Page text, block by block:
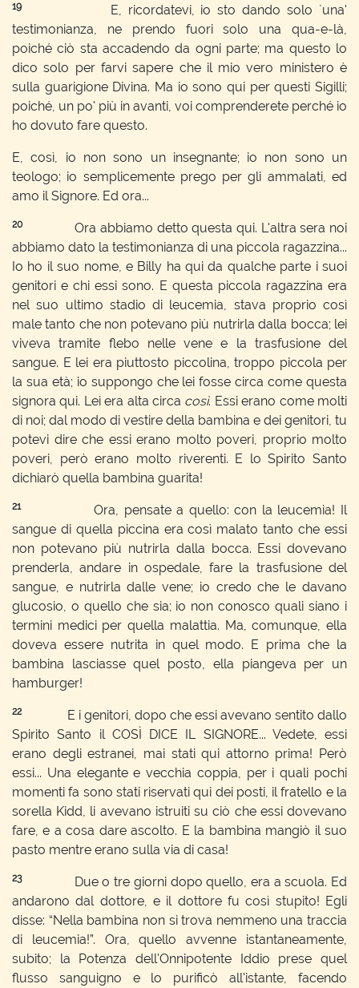
19
E, ricordatevi, io sto dando solo `una'
testimonianza, ne prendo fuori solo una qua-e-là,
poiché ciò sta accadendo da ogni parte; ma questo lo
dico solo per farvi sapere che il mio vero ministero è
sulla guarigione Divina. Ma io sono qui per questi Sigilli;
poiché, un po' più in avanti, voi comprenderete perché io
ho dovuto fare questo.
E, così, io non sono un insegnante; io non sono un
teologo; io semplicemente prego per gli ammalati, ed
amo il Signore. Ed ora...
20Ora abbiamo detto questa qui. L'altra sera noi
abbiamo dato la testimonianza di una piccola ragazzina...
Io ho il suo nome, e Billy ha qui da qualche parte i suoi
genitori e chi essi sono. E questa piccola ragazzina era
nel suo ultimo stadio di leucemia, stava proprio così
male tanto che non potevano più nutrirla dalla bocca; lei
viveva tramite flebo nelle vene e la trasfusione del
sangue. E lei era piuttosto piccolina, troppo piccola per
la sua età; io suppongo che lei fosse circa come questa
signora qui. Lei era alta circa così. Essi erano come molti
di noi; dal modo di vestire della bambina e dei genitori, tu
potevi dire che essi erano molto poveri, proprio molto
poveri, però erano molto riverenti. E lo Spirito Santo
dichiarò quella bambina guarita!
21Ora, pensate a quello: con la leucemia! Il
sangue di quella piccina era così malato tanto che essi
non potevano più nutrirla dalla bocca. Essi dovevano
prenderla, andare in ospedale, fare la trasfusione del
sangue, e nutrirla dalle vene; io credo che le davano
glucosio, o quello che sia; io non conosco quali siano i
termini medici per quella malattia. Ma, comunque, ella
doveva essere nutrita in quel modo. E prima che la
bambina lasciasse quel posto, ella piangeva per un
hamburger!
22E i genitori, dopo che essi avevano sentito dallo
Spirito Santo il COSÌ DICE IL SIGNORE... Vedete, essi
erano degli estranei, mai stati qui attorno prima! Però
essi... Una elegante e vecchia coppia, per i quali pochi
momenti fa sono stati riservati qui dei posti, il fratello e la
sorella Kidd, li avevano istruiti su ciò che essi dovevano
fare, e a cosa dare ascolto. E la bambina mangiò il suo
pasto mentre erano sulla via di casa!
23Due o tre giorni dopo quello, era a scuola. Ed
andarono dal dottore, e il dottore fu così stupito! Egli
disse: “Nella bambina non si trova nemmeno una traccia
di leucemia!”. Ora, quello avvenne istantaneamente,
subito; la Potenza dell'Onnipotente Iddio prese quel
flusso sanguigno e lo purificò all'istante, facendo